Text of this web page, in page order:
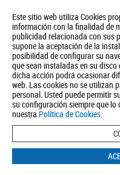
Este sitio web utiliza Cookies
información con la finalidad de
publicidad relacionada con sus
supone la aceptación de la
posibilidad de configurar su
que sean instaladas en su
dicha acción podrá ocasionar
web. Las cookies no se utilizan
personal. Usted puede permitir
su configuración siempre que lo
nuestra Política de Cookies.
Quiénes somos